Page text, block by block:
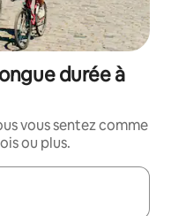
durée à
vous sentez comme
ou plus.
les flèches vers le